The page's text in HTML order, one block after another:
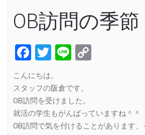
OB訪問の季節
Facebook
Twitter
Line
こんにちは。
スタッフの阪倉です。
OB訪問を受けました。
就活の学生もがんばっていますね＾＾
OB訪問で気を付けることがあります、